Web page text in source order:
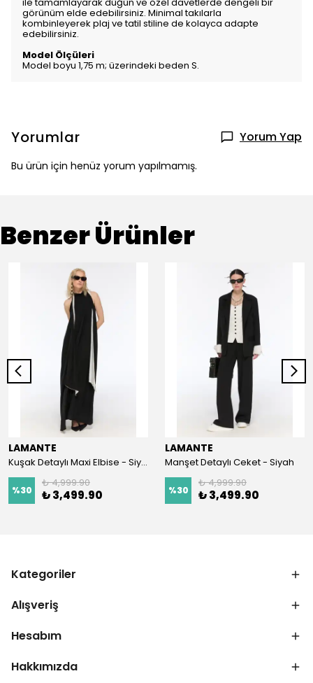
görünüm elde edebilirsiniz. Minimal takılarla
kombinleyerek plaj ve tatil stiline de kolayca adapte
edebilirsiniz.
Model Ölçüleri
Model boyu 1,75 m; üzerindeki beden S.
Yorumlar Yorum Yap
Bu ürün için henüz yorum yapılmamış.
Benzer Ürünler
LAMANTE
Kuşak Detaylı Maxi Elbise - Siyah
%30
₺ 4,999.90
₺ 3,499.90
LAMANTE
Manşet Detaylı Ceket - Siyah
%30
₺ 4,999.90
₺ 3,499.90
Kategoriler
Alışveriş
Hesabım
Hakkımızda